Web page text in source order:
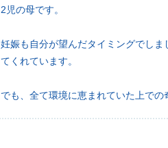
2児の母です。
妊娠も自分が望んだタイミングでし
てくれています。
でも、全て環境に恵まれていた上での